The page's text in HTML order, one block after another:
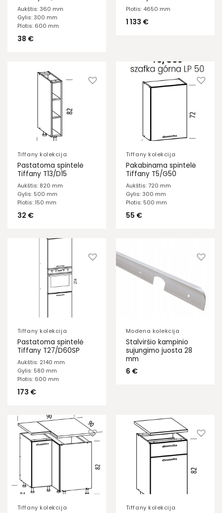
Aukštis: 360 mm
Gylis: 300 mm
Plotis: 600 mm
38 €
Plotis: 4650 mm
1 133 €
Tiffany kolekcija
Pastatoma spintelė
Tiffany T13/D15
Aukštis: 820 mm
Gylis: 500 mm
Plotis: 150 mm
32 €
Tiffany kolekcija
Pakabinama spintelė
Tiffany T5/G50
Aukštis: 720 mm
Gylis: 300 mm
Plotis: 500 mm
55 €
Tiffany kolekcija
Pastatoma spintelė
Tiffany T27/D60SP
Aukštis: 2140 mm
Gylis: 580 mm
Plotis: 600 mm
173 €
Modena kolekcija
Stalviršio kampinio
sujungimo juosta 28
mm
6 €
Tiffany kolekcija Tiffany kolekcija